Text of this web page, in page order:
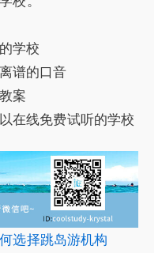
学校
谱的口音
案
在线免费试听的学校
选择跳岛游机构